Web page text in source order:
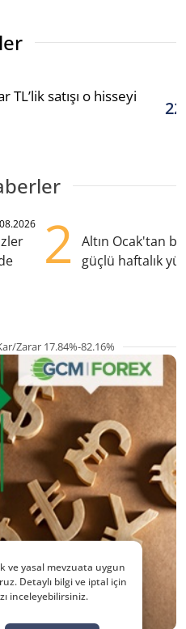
TL’lik satışı o hisseyi
2
Altın Ocak'tan
güçlü haftalık
Zarar 17.84%-82.16%
ve yasal mevzuata uygun
Detaylı bilgi ve iptal için
inceleyebilirsiniz.